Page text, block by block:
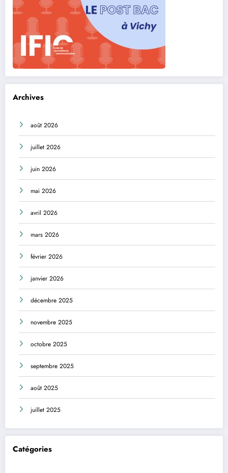
Archives
août 2026
juillet 2026
juin 2026
mai 2026
avril 2026
mars 2026
février 2026
janvier 2026
décembre 2025
novembre 2025
octobre 2025
septembre 2025
août 2025
juillet 2025
Catégories